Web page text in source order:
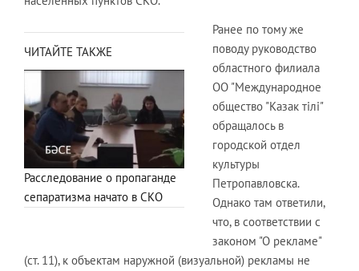
ЧИТАЙТЕ ТАКЖЕ
Расследование о пропаганде
сепаратизма начато в СКО
Ранее по тому же
поводу руководство
областного филиала
ОО "Международное
общество "Казак тiлi"
обращалось в
городской отдел
культуры
Петропавловска.
Однако там ответили,
что, в соответствии с
законом "О рекламе"
(ст. 11), к объектам наружной (визуальной) рекламы не